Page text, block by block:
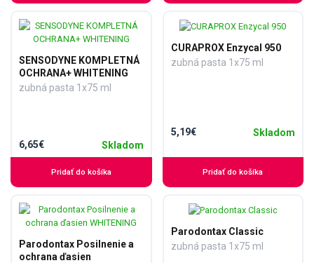
SENSODYNE KOMPLETNÁ
OCHRANA+ WHITENING
zubná pasta 1x75 ml
6,65€ Skladom
Pridať do košíka
CURAPROX Enzycal 950
zubná pasta 1x75 ml
5,19€ Skladom
Pridať do košíka
Parodontax Posilnenie a
ochrana ďasien
Parodontax Classic
zubná pasta 1x75 ml